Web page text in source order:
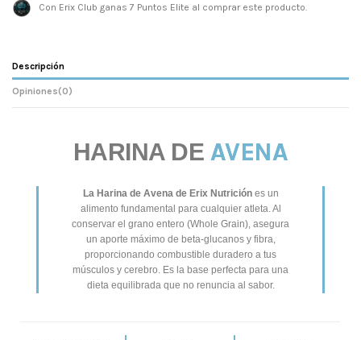
Con Erix Club ganas 7 Puntos Elite al comprar este producto.
Descripción
Opiniones(0)
HARINA DE AVENA
La Harina de Avena de Erix Nutriciónes un
alimento fundamental para cualquier atleta. Al
conservar el grano entero (Whole Grain), asegura
un aporte máximo de beta-glucanos y fibra,
proporcionando combustible duradero a tus
músculos y cerebro. Es la base perfecta para una
dieta equilibrada que no renuncia al sabor.